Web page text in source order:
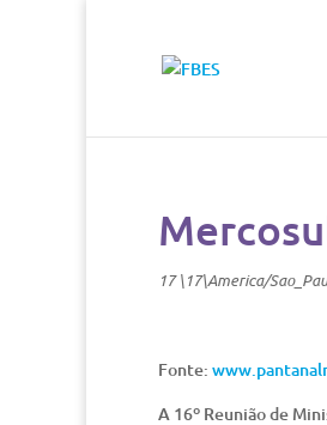
17 \17\America/
Fonte:
A 16º Reunião de